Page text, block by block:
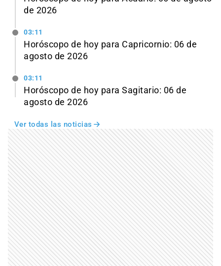
de 2026
03:11
Horóscopo de hoy para Capricornio: 06 de
agosto de 2026
03:11
Horóscopo de hoy para Sagitario: 06 de
agosto de 2026
Ver todas las noticias